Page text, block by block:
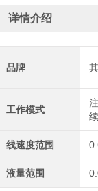
详情介绍
品牌
工作模式
线速度范围
液量范围